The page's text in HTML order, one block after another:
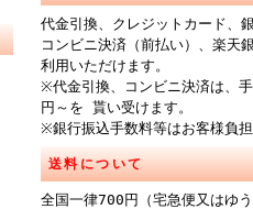
代金引換、クレジットカード、
コンビニ決済（前払い）、楽天
利用いただけます。
※代金引換、コンビニ決済は、
円～を 貰い受けます。
※銀行振込手数料等はお客様負
送料について
全国一律700円（宅急便又はゆ